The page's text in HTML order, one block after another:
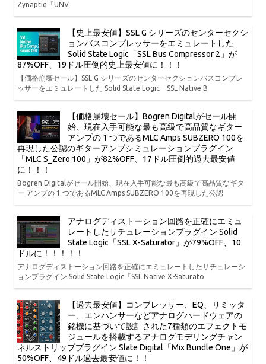
Zynaptiq「UNV
【史上最安値】SSL G シリーズのセンターセクシ
ョンバスコンプレッサーをエミュレートした
Solid State Logic「SSL Bus Compressor 2」が
87%OFF、19ドル圧倒的史上最安値に！！！
【価格崩壊セール】SSL G シリーズのセンターセクションバスコンプレ
ッサーをエミュレートした Solid State Logic「SSL Native B
【価格崩壊セール】Bogren Digitalがセール開
始、現在入手可能な最も高級で高品質なギター
アンプの 1 つであるMLC Amps SUBZERO 100を
再現した公認のギターアンプシミュレーションプラグイン
「MLC S_Zero 100」が82%OFF、17ドル圧倒的過去最安値
に！！！
Bogren Digitalがセール開始、現在入手可能な最も高級で高品質なギタ
ー アンプの 1 つであるMLC Amps SUBZERO 100を再現した公認
アナログディストーション回路を正確にエミュ
レートしたサチュレーションプラグイン Solid
State Logic「SSL X-Saturator」が79%OFF、10
ドルに！！！！！
アナログディストーション回路を正確にエミュレートしたサチュレーシ
ョンプラグイン Solid State Logic「SSL Native X-Saturato
【過去最安値】コンプレッサー、EQ、リミッタ
ー、エンハンサーなどアナログハードウェアの
銘機に基づいて設計された7種類のエフェクトモ
ジュールを搭載するアナログモデリングチャン
ネルストリッププラグイン Slate Digital「Mix Bundle One」が
50%OFF、49ドル過去最安値に！！